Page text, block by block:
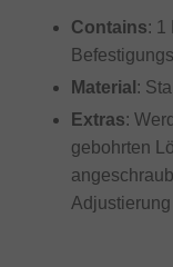
Contains: 1
Material :
Extras:
gebohrten